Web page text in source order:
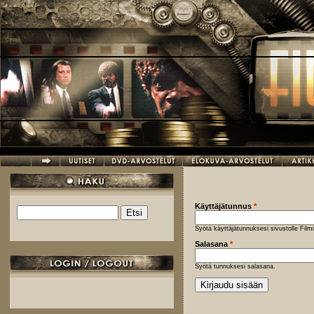
Hyppää pääsisältöön
Hakulomake
Käyttäjätunnus *
Syötä käyttäjätunnuksesi sivustolle
Salasana *
Syötä tunnuksesi salasana.